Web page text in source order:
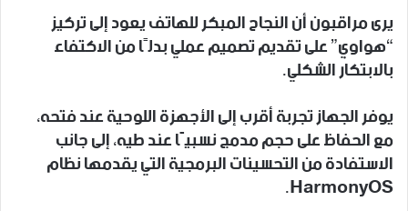
يرى مراقبون أن النجاح المبكر للهاتف يعود إلى تركيز
“هواوي” على تقديم تصميم عملي بدلًا من الاكتفاء
بالابتكار الشكلي.
يوفر الجهاز تجربة أقرب إلى الأجهزة اللوحية عند فتحه،
مع الحفاظ على حجم مدمج نسبيًا عند طيه، إلى جانب
الاستفادة من التحسينات البرمجية التي يقدمها نظام
HarmonyOS.